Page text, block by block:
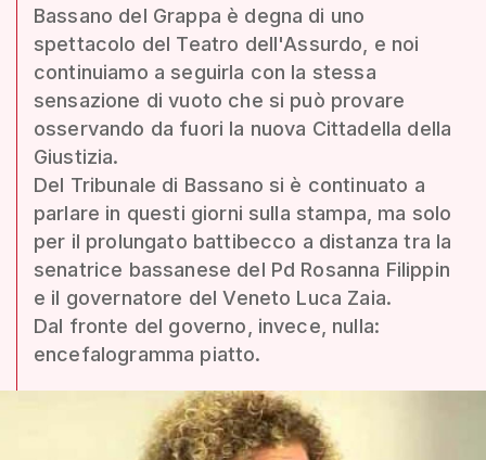
Bassano del Grappa è degna di uno
spettacolo del Teatro dell'Assurdo, e noi
continuiamo a seguirla con la stessa
sensazione di vuoto che si può provare
osservando da fuori la nuova Cittadella della
Giustizia.
Del Tribunale di Bassano si è continuato a
parlare in questi giorni sulla stampa, ma solo
per il prolungato battibecco a distanza tra la
senatrice bassanese del Pd Rosanna Filippin
e il governatore del Veneto Luca Zaia.
Dal fronte del governo, invece, nulla:
encefalogramma piatto.